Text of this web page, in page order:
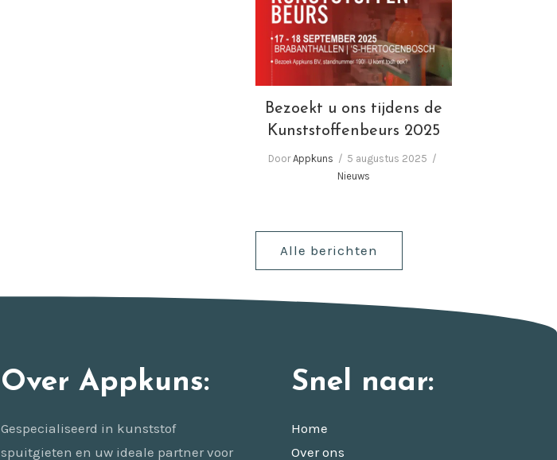
Bezoekt u ons tijdens de
Kunststoffenbeurs 2025
Bezoekt u ons tijdens de
Kunststoffenbeurs 2025
DoorAppkuns
5 augustus 2025
Nieuws
Alle berichten
Over Appkuns:
Gespecialiseerd in kunststof
spuitgieten en uw ideale partner voor
Snel naar:
Home
Over ons